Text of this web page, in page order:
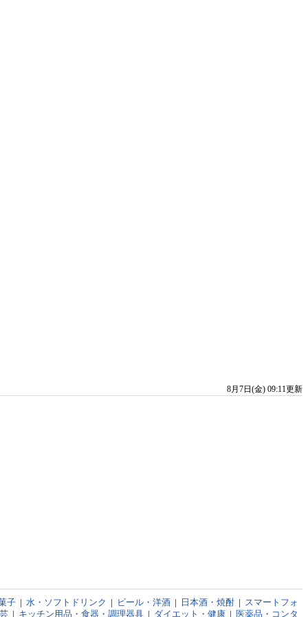
8月7日(金) 09:11更新
子 | 水・ソフトドリンク | ビール・洋酒 | 日本酒・焼酎 | スマートフォ
| キッチン用品・食器・調理器具 | ダイエット・健康 | 医薬品・コンタ